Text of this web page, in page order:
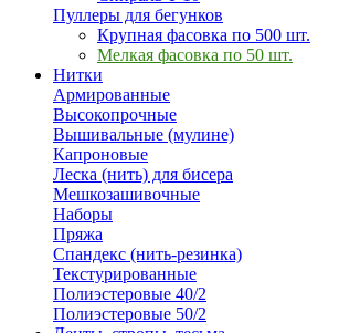
Пуллеры для бегунков
Крупная фасовка по 500 шт.
Мелкая фасовка по 50 шт.
Нитки
Армированные
Высокопрочные
Вышивальные (мулине)
Капроновые
Леска (нить) для бисера
Мешкозашивочные
Наборы
Пряжа
Спандекс (нить-резинка)
Текстурированные
Полиэстеровые 40/2
Полиэстеровые 50/2